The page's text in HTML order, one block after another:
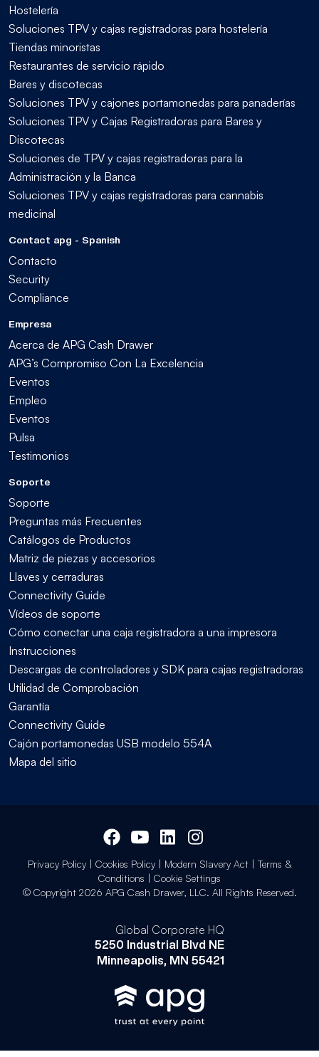
Hostelería
Soluciones TPV y cajas registradoras para hostelería
Tiendas minoristas
Restaurantes de servicio rápido
Bares y discotecas
Soluciones TPV y cajones portamonedas para panaderías
Soluciones TPV y Cajas Registradoras para Bares y
Discotecas
Soluciones de TPV y cajas registradoras para la
Administración y la Banca
Soluciones TPV y cajas registradoras para cannabis
medicinal
Contact apg - Spanish
Contacto
Security
Compliance
Empresa
Acerca de APG Cash Drawer
APG’s Compromiso Con La Excelencia
Eventos
Empleo
Eventos
Pulsa
Testimonios
Soporte
Soporte
Preguntas más Frecuentes
Catálogos de Productos
Matriz de piezas y accesorios
Llaves y cerraduras
Connectivity Guide
Vídeos de soporte
Cómo conectar una caja registradora a una impresora
Instrucciones
Descargas de controladores y SDK para cajas registradoras
Utilidad de Comprobación
Garantía
Connectivity Guide
Cajón portamonedas USB modelo 554A
Mapa del sitio
Privacy Policy| Cookies Policy| Modern Slavery Act| Terms &
Conditions | Cookie Settings
© Copyright 2026 APG Cash Drawer, LLC. All Rights Reserved.
Global Corporate HQ
5250 Industrial Blvd NE
Minneapolis, MN 55421